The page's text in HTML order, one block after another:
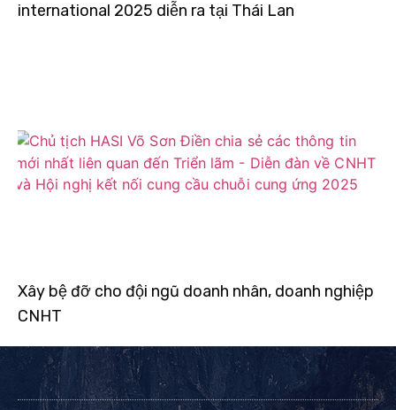
international 2025 diễn ra tại Thái Lan
Xây bệ đỡ cho đội ngũ doanh nhân, doanh nghiệp
CNHT